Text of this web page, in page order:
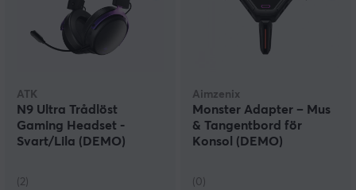
ATK
N9 Ultra Trådlöst
Gaming Headset -
Svart/Lila (DEMO)
(2)
Aimzenix
Monster Adapter – Mus
& Tangentbord för
Konsol (DEMO)
(0)